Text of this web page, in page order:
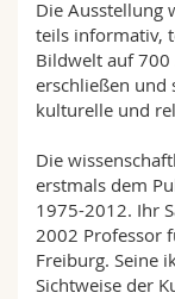
Math.-Nat.
Interfakultär
Mitarbeitende
Doktorierende
Webmail
Die Ausstellung
teils informativ,
Bildwelt auf 700
erschließen und
kulturelle und
Die
erstmals dem
1975-2012. Ihr
2002 Professor
Freiburg. Seine
Sichtweise der